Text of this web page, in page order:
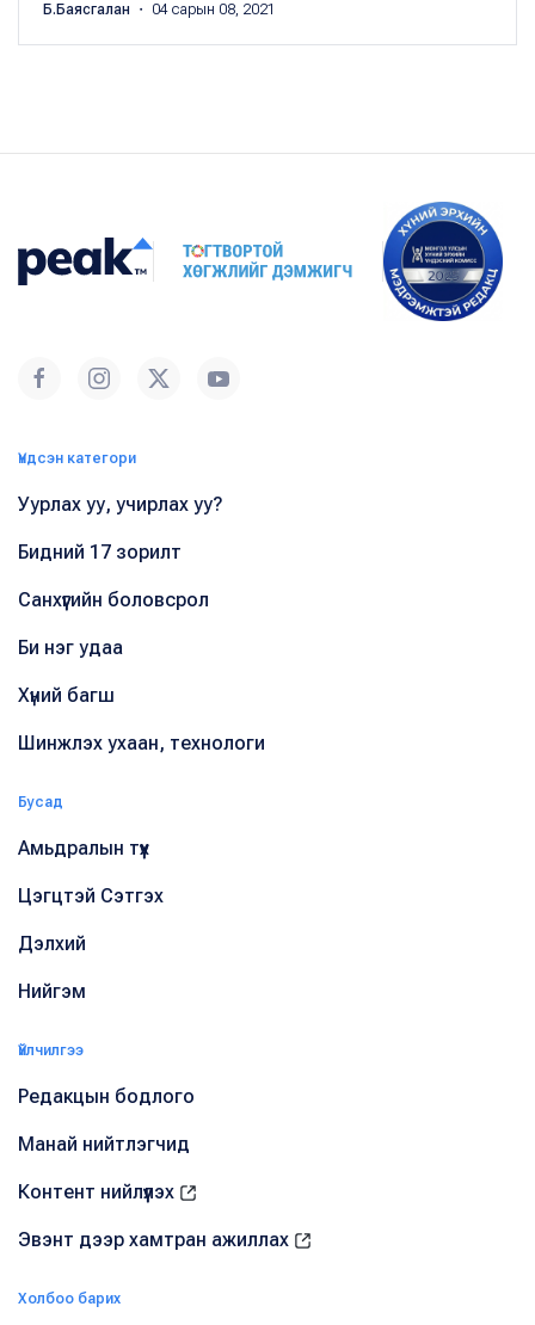
Б.Баясгалан ・ 04 сарын 08, 2021
Үндсэн категори
Уурлах уу, учирлах уу?
Бидний 17 зорилт
Санхүүгийн боловсрол
Би нэг удаа
Хүний багш
Шинжлэх ухаан, технологи
Бусад
Амьдралын түүх
Цэгцтэй Сэтгэх
Дэлхий
Нийгэм
Үйлчилгээ
Редакцын бодлого
Манай нийтлэгчид
Контент нийлүүлэх
Эвэнт дээр хамтран ажиллах
Холбоо барих